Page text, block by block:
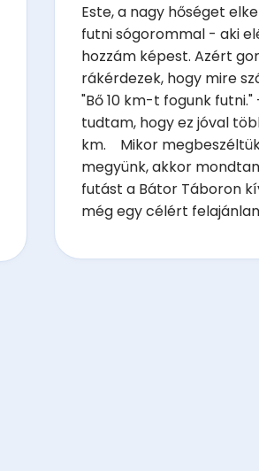
Este, a nagy hőséget
futni sógorommal - aki
hozzám képest. Azért
rákérdezek, hogy mire
"Bő 10 km-t fogunk
tudtam, hogy ez jóval
km. Mikor
megyünk, akkor
futást a Bátor Táboron
még egy célért